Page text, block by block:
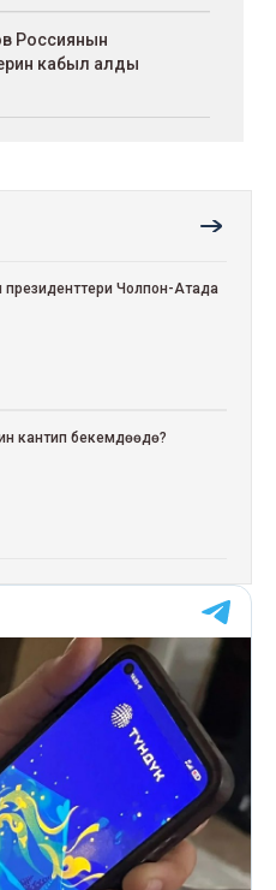
Россиянын
кабыл алды
Чолпон-Атада
кантип бекемдөөдө?